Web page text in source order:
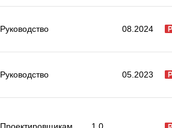
Руководство 08.2024
Руководство 05.2023
Проектировщикам 1.0